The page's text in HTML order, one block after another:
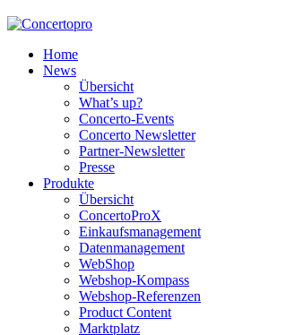
Home
News
Übersicht
What’s up?
Concerto-Events
Concerto Newsletter
Partner-Newsletter
Presse
Produkte
Übersicht
ConcertoProX
Einkaufsmanagement
Datenmanagement
WebShop
Webshop-Kompass
Webshop-Referenzen
Product Content
Marktplatz